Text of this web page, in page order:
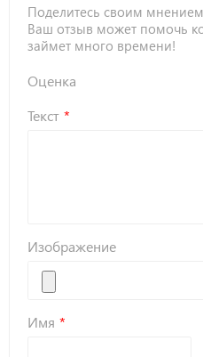
Поделитесь своим
Ваш отзыв может помочь
займет много времени!
Оценка
Текст
Изображение
Имя